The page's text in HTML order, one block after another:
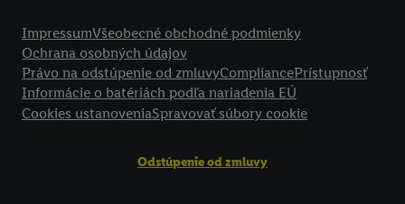
ImpressumVšeobecné obchodné podmienky
Ochrana osobných údajov
Právo na odstúpenie od zmluvyCompliancePrístupnosť
Informácie o batériách podľa nariadenia EÚ
Cookies ustanoveniaSpravovať súbory cookie
Odstúpenie od zmluvy